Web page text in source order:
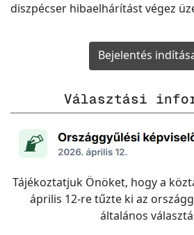
diszpécser hibaelhárítást végez
Bejelentés
Választási
Tájékoztatjuk Önöket, hogy a
április 12-re tűzte ki az
általános